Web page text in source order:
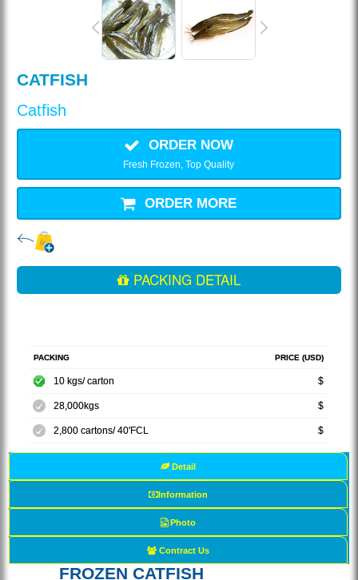
CATFISH
Catfish
ORDER NOW
Fresh Frozen, Top Quality
ORDER MORE
PACKING DETAIL
PACKING PRICE (USD)
10 kgs/ carton $
28,000kgs $
2,800 cartons/ 40'FCL $
Detail
Information
Photo
Contract Us
FROZEN CATFISH